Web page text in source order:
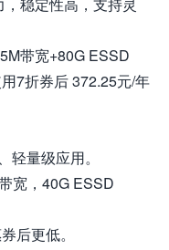
稳定性高，支持灵
带宽+80G ESSD
7折券后 372.25元/年
量级应用。
宽，40G ESSD
后更低。